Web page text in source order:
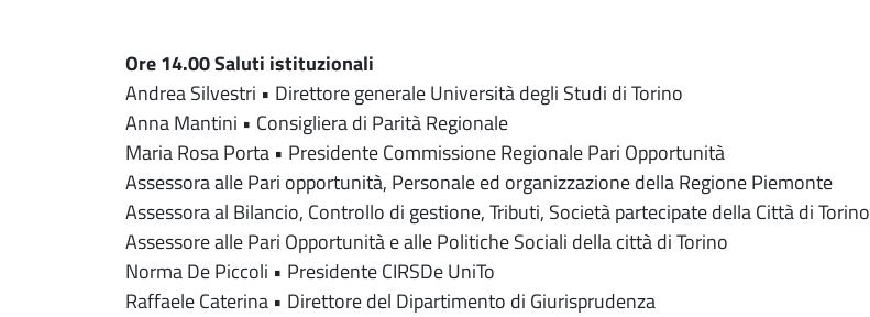
Ore 14.00 Saluti istituzionali
Andrea Silvestri • Direttore generale Università degli Studi di Torino
Anna Mantini • Consigliera di Parità Regionale
Maria Rosa Porta • Presidente Commissione Regionale Pari Opportunità
Assessora alle Pari opportunità, Personale ed organizzazione della Regione Piemonte
Assessora al Bilancio, Controllo di gestione, Tributi, Società partecipate della Città di Torino
Assessore alle Pari Opportunità e alle Politiche Sociali della città di Torino
Norma De Piccoli • Presidente CIRSDe UniTo
Raffaele Caterina • Direttore del Dipartimento di Giurisprudenza